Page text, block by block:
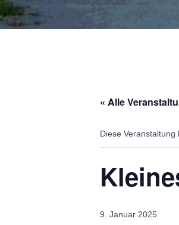
« Alle
Diese Veranstaltung
9. Januar 2025